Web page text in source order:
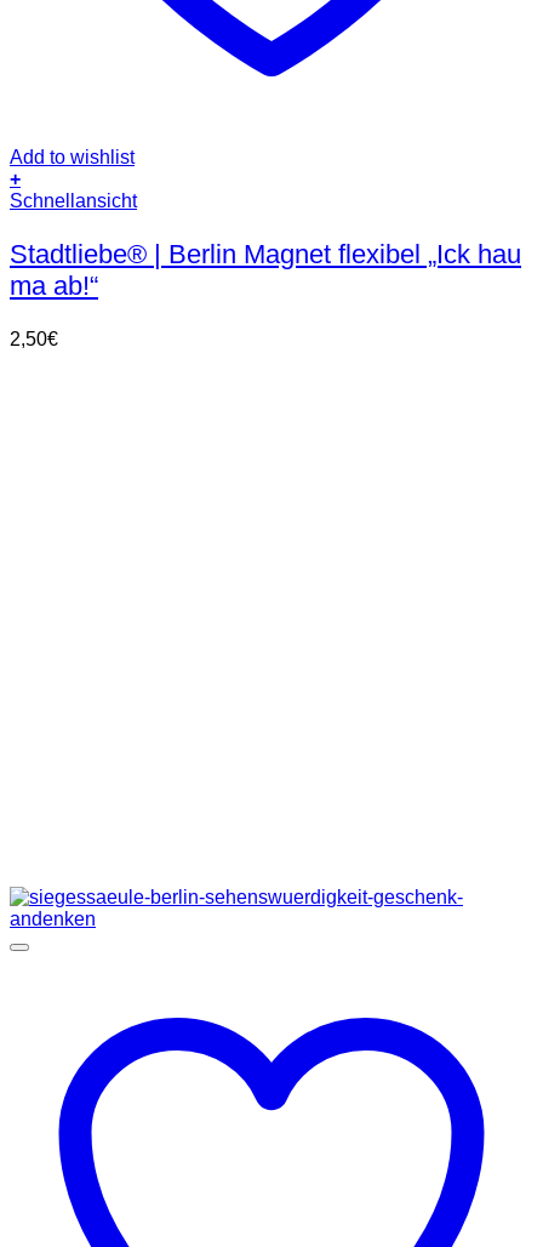
Add to wishlist
+
Schnellansicht
Stadtliebe® | Berlin Magnet flexibel „Ick hau
ma ab!“
2,50€